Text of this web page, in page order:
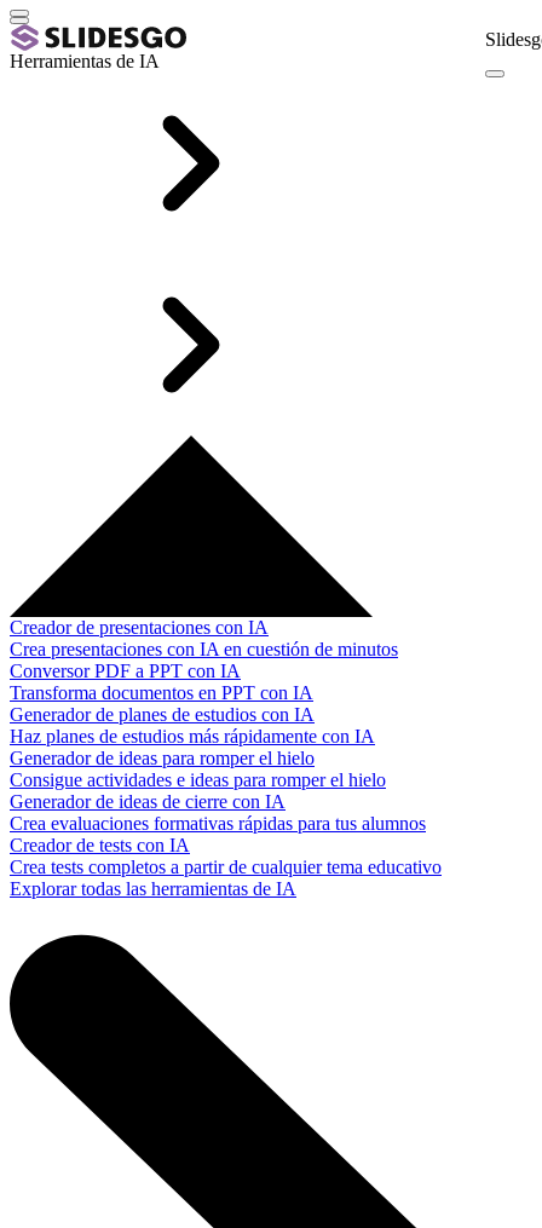
Herramientas de IA
Creador de presentaciones con IA
Crea presentaciones con IA en cuestión de minutos
Conversor PDF a PPT con IA
Transforma documentos en PPT con IA
Generador de planes de estudios con IA
Haz planes de estudios más rápidamente con IA
Generador de ideas para romper el hielo
Consigue actividades e ideas para romper el hielo
Generador de ideas de cierre con IA
Crea evaluaciones formativas rápidas para tus alumnos
Creador de tests con IA
Crea tests completos a partir de cualquier tema educativo
Explorar todas las herramientas de IA